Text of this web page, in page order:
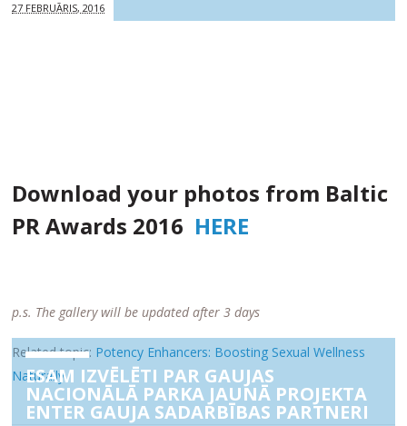
27 FEBRUĀRIS, 2016
Download your photos from Baltic
PR Awards 2016 HERE
p.s. The gallery will be updated after 3 days
Related topic: Potency Enhancers: Boosting Sexual Wellness
Naturally
ESAM IZVĒLĒTI PAR GAUJAS
NACIONĀLĀ PARKA JAUNĀ PROJEKTA
ENTER GAUJA SADARBĪBAS PARTNERI